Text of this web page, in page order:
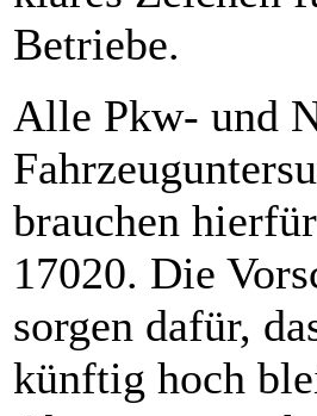
Betriebe.
Alle Pkw- und
brauchen
17020. Die
sorgen dafür,
künftig hoch